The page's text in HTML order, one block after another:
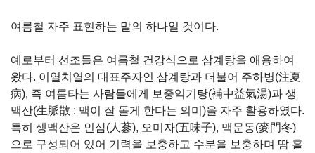
여름철 자주 표현하는 말의 하나일 것이다.
예로부터 선조들은 여름철 건강식으로 삼계탕을 애용하여
왔다. 이열치열의 대표주자인 삼계탕과 더불어 주하병(注夏
病), 즉 여름타는 사람들에게 보중익기탕(補中益氣湯)과 생
맥산(生脈散 : 맥이 잘 돌게 한다는 의미)을 자주 활용하였다.
특히 생맥산은 인삼(人蔘), 오미자(五味子), 맥문동(麥門冬)
으로 구성되어 있어 기력을 보충하고 수분을 보충하며 땀 흘